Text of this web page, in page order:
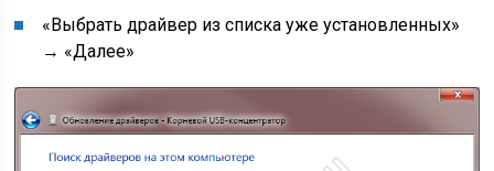
«Выбрать драйвер из списка уже установленных»
→ «Далее»